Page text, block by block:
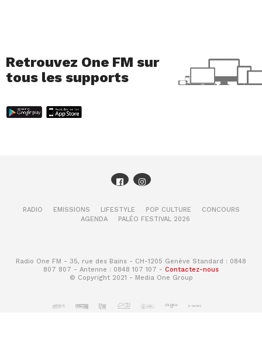
Retrouvez One FM sur
tous les supports
RADIO EMISSIONS LIFESTYLE POP CULTURE
CONCOURS
AGENDA
PALÉO FESTIVAL 2026
Radio One FM - 35, rue des Bains - CH-1205 Genève Standard : 0848
807 807 - Antenne : 0848 107 107 - Contactez-nous
© Copyright 2021 - Media One Group